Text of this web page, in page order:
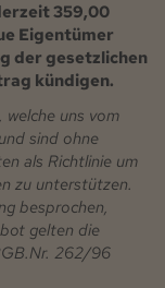
359,00
Eigentümer
der gesetzlichen
kündigen.
uns vom
sind ohne
als Richtlinie um
zu unterstützen.
besprochen,
gelten die
262/96